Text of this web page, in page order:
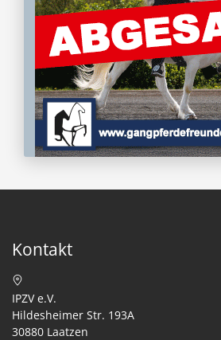
Kontakt
IPZV e.V.
Hildesheimer Str. 193A
30880 Laatzen